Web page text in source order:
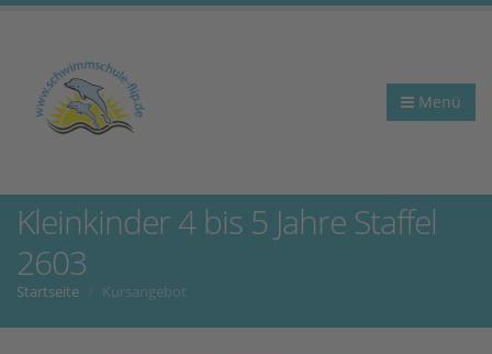
Menü
Kleinkinder 4 bis 5 Jahre Staffel
2603
Startseite Kursangebot